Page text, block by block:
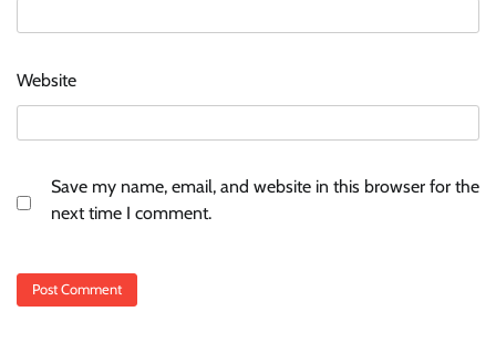
Website
Save my name, email, and website in this browser for the
next time I comment.